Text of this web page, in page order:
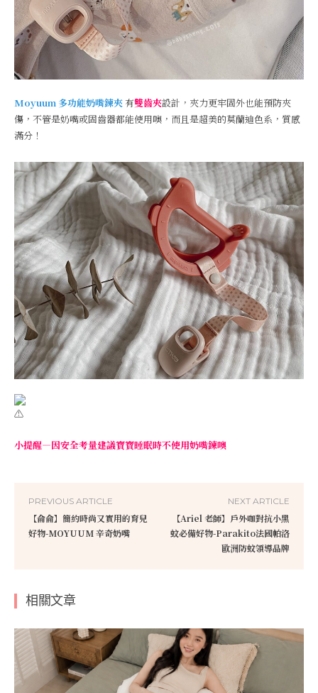
Moyuum 多功能奶嘴鍊夾 有雙齒夾設計，夾力更牢固外也能預防夾
傷，不管是奶嘴或固齒器都能使用噢，而且是超美的莫蘭迪色系，質感
滿分！
小提醒—因安全考量建議寶寶睡眠時不使用奶嘴鍊噢
PREVIOUS ARTICLE
【侖侖】簡約時尚又實用的育兒
好物-MOYUUM 辛奇奶嘴
NEXT ARTICLE
【Ariel 老師】戶外咖對抗小黑
蚊必備好物-Parakito法國帕洛
歐洲防蚊領導品牌
相關文章